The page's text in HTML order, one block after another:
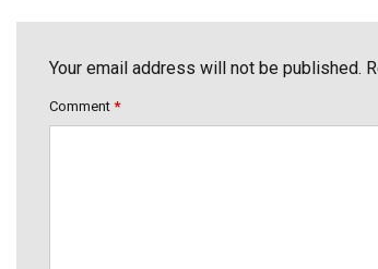
Your email address will not be published.
Comment *